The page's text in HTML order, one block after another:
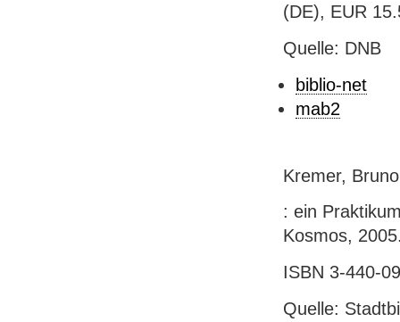
(DE), EUR
Quelle: DNB
biblio-net
mab2
Kremer,
: ein
Kosmos,
ISBN 3-440-
Quelle: